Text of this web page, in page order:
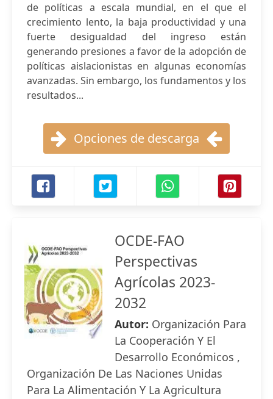
de políticas a escala mundial, en el que el
crecimiento lento, la baja productividad y una
fuerte desigualdad del ingreso están
generando presiones a favor de la adopción de
políticas aislacionistas en algunas economías
avanzadas. Sin embargo, los fundamentos y los
resultados...
Opciones de descarga
OCDE-FAO
Perspectivas
Agrícolas 2023-
2032
Autor: Organización Para
La Cooperación Y El
Desarrollo Económicos ,
Organización De Las Naciones Unidas
Para La Alimentación Y La Agricultura